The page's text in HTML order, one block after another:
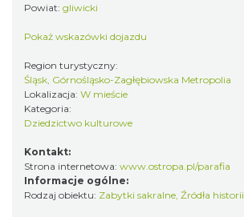
Powiat: gliwicki
Pokaż wskazówki dojazdu
Region turystyczny:
Śląsk, Górnośląsko-Zagłębiowska Metropolia
Lokalizacja: W mieście
Kategoria:
Dziedzictwo kulturowe
Kontakt:
Strona internetowa: www.ostropa.pl/parafia
Informacje ogólne:
Rodzaj obiektu: Zabytki sakralne, Źródła historii